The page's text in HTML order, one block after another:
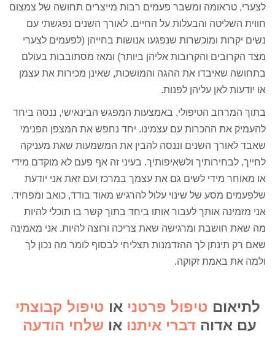
לצערי, טראומה ומשבר פעמים רבות מייצרים תחושה של צמצום
חווית השליטה והבעלות על החיים. לאורך השנים נפגשתי עם
נשים יקרות ומוכשרות שנפגעו אנושות בחייהן (לפעמים לצערי
מצד הקרובים והקרובות אליהן ביותר) ומאז מסתובבות בעולם
בתחושה שאיבדו את ההגה והמושכות, שאינן מכירות את עצמן
או יודעות לאן עליהן לפנות.
בתוך המרחב הטיפולי, באמצעות המפגש הבינאישי, ננסה ביחד
להעמיק את ההכרות עם עצמינו. יחד נחפש את המצפן הפנימי
שאבד לאורך השנים וננסה להבין את המשמעות שאת מעניקה
לחייך, לבחירותיך ולשאיפותיך. בעיני זה אף פעם לא מוקדם מידי
או מאוחר מידי לשים גם את עצמך במרכז ועם זאת אני יודעת
שלפעמים מסע של שינוי עלול להרגיש מאוד בודד, כואב ומפחיד.
אני מזמינה אותך לעבור אותו ביחד בתוך קשר בו תוכלי להיות
מה שאת חושבת ומרגישה שאת צריכה ורוצה להיות. אני מאמינה
שאם רק תינתן לך ההזדמנות תצליחי לבסוף לומר מה נכון לך
ולמה את באמת זקוקה.
לתיאום טיפול פרטני או טיפול קבוצתי
עם אדוה דברי איתנו או שלחי הודעה